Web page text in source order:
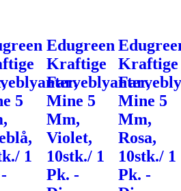
5
1
Edugreen
Kraftige
Farveblyanter,
Mine 5
Mm,
Violet,
10stk./ 1
Pk. -
Kraftige
Mine 5
Mm,
Rosa,
10stk./ 1
Pk. -